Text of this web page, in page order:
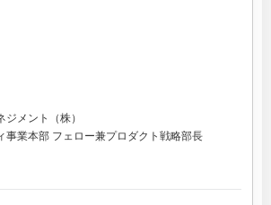
ジメント（株）
事業本部 フェロー兼プロダクト戦略部長